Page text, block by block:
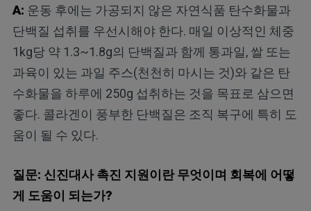
A: 운동 후에는 가공되지 않은 자연식품 탄수화물과
단백질 섭취를 우선시해야 한다. 매일 이상적인 체중
1kg당 약 1.3~1.8g의 단백질과 함께 통과일, 쌀 또는
과육이 있는 과일 주스(천천히 마시는 것)와 같은 탄
수화물을 하루에 250g 섭취하는 것을 목표로 삼으면
좋다. 콜라겐이 풍부한 단백질은 조직 복구에 특히 도
움이 될 수 있다.
질문: 신진대사 촉진 지원이란 무엇이며 회복에 어떻
게 도움이 되는가?